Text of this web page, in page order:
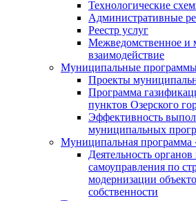
Технологические
Административные
Реестр услуг
Межведомственное и
взаимодействие
Муниципальные
Проекты
Программа
пунктов Озерского
Эффективность
муниципальных
Муниципальная программа
Деятельность
самоуправления по
модернизации
собственности